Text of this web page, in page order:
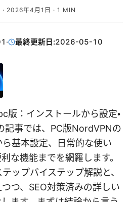
· 2026年4月1日 · 1 MIN
· 最終更新日:2026-05-10
：インストールから設定・
記事では、PC版NordVPNの
基本設定、日常的な使い
な機能までを網羅します。
ップバイステップ解説と、
つ、SEO対策済みの詳しい